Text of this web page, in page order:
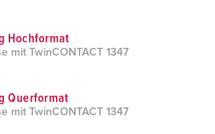
Hochformat
mit TwinCONTACT 1347
Querformat
mit TwinCONTACT 1347